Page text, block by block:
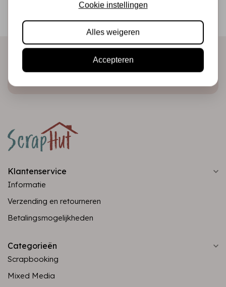
Ontvang als eerste onze actie en nieuwe producten
direct in je mailbox!
Abonneer
Klantenservice
Informatie
Verzending en retourneren
Betalingsmogelijkheden
Categorieën
Scrapbooking
Mixed Media
Cookie instellingen
Alles weigeren
Accepteren